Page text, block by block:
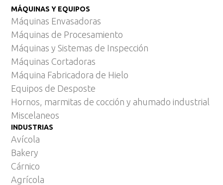
MÁQUINAS Y EQUIPOS
Máquinas Envasadoras
Máquinas de Procesamiento
Máquinas y Sistemas de Inspección
Máquinas Cortadoras
Máquina Fabricadora de Hielo
Equipos de Desposte
Hornos, marmitas de cocción y ahumado industrial
Miscelaneos
INDUSTRIAS
Avícola
Bakery
Cárnico
Agrícola